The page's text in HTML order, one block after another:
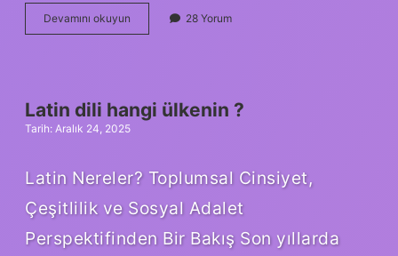
Devamını okuyun
oyuncu
?
28 Yorum
Latin dili hangi ülkenin ?
Tarih: Aralık 24, 2025
Latin Nereler? Toplumsal Cinsiyet,
Çeşitlilik ve Sosyal Adalet
Perspektifinden Bir Bakış Son yıllarda